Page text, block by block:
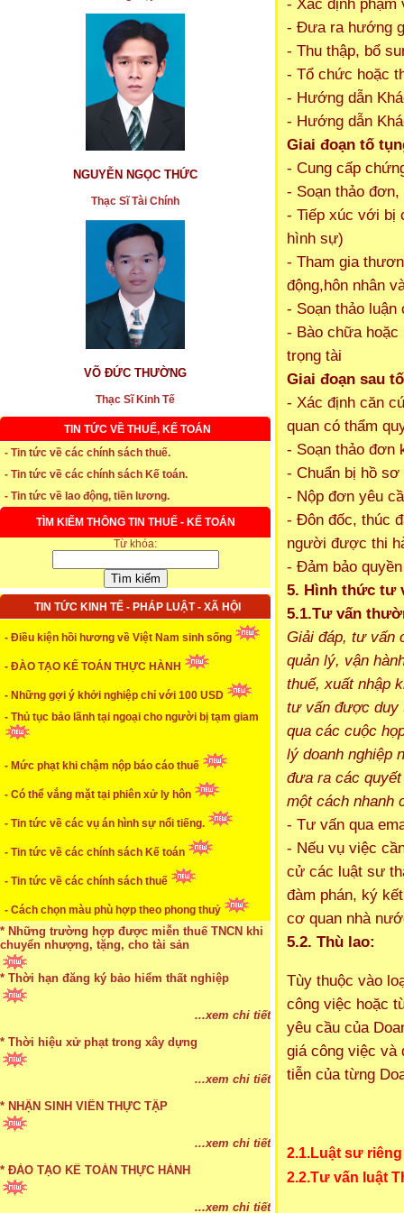
NGUYỄN NGỌC THỨC
Thạc Sĩ Tài Chính
VÕ ĐỨC THƯỜNG
Thạc Sĩ Kinh Tế
TIN TỨC VỀ THUẾ, KẾ TOÁN
- Tin tức về các chính sách thuế.
- Tin tức về các chính sách Kế toán.
- Tin tức về lao động, tiền lương.
TÌM KIẾM THÔNG TIN THUẾ - KẾ TOÁN
Từ khóa:
TIN TỨC KINH TẾ - PHÁP LUẬT - XÃ HỘI
- Điều kiện hồi hương về Việt Nam sinh sống
- ĐÀO TẠO KẾ TOÁN THỰC HÀNH
- Những gợi ý khởi nghiệp chỉ với 100 USD
- Thủ tục bảo lãnh tại ngoại cho người bị tạm giam
- Mức phạt khi chậm nộp báo cáo thuế
- Có thể vắng mặt tại phiên xử ly hôn
- Tin tức về các vụ án hình sự nổi tiếng.
- Tin tức về các chính sách Kế toán
- Tin tức về các chính sách thuế
- Cách chọn màu phù hợp theo phong thuỷ
* Thời hạn đăng ký bảo hiểm thất nghiệp
* Thời hiệu xử phạt trong xây dựng
...xem chi tiết
* NHẬN SINH VIÊN THỰC TẬP
...xem chi tiết
* ĐÀO TẠO KẾ TOÁN THỰC HÀNH
...xem chi tiết
* TUYỂN DỤNG KẾ TOÁN (thường xuyên)
* Cách chọn màu phù hợp theo phong thuỷ
...xem chi tiết
* Mức phạt khi chậm nộp báo cáo thuế
* Lập di chúc bằng miệng có cần đi công chứng
...xem chi tiết
* Những trường hợp được miễn thuế TNCN khi
chuyển nhượng, tặng, cho tài sản
theo pháp luật
...xem chi tiết
* Thời hạn đăng ký bảo hiểm thất nghiệp
* Thời hiệu xử phạt trong xây dựng
* NHẬN SINH VIÊN THỰC TẬP
* ĐÀO TẠO KẾ TOÁN THỰC HÀNH
- Xác định
- Đưa ra hướng
- Thu thập, bổ
- Tổ chức hoặc
- Hướng dẫn
- Hướng dẫn
Giai đoạn tố
- Cung cấp
- Soạn thảo
- Tiếp xúc với bị
hình sự)
- Tham gia
động,hôn nhân
- Soạn thảo luận
- Bào chữa hoặc
trọng tài
Giai đoạn sau
- Xác định căn
quan có thẩm
- Soạn thảo đơn
- Chuẩn bị hồ
- Nộp đơn yêu
- Đôn đốc, thúc
người được thi
- Đảm bảo
5. Hình thức tư
5.1.Tư vấn
Giải đáp, tư vấn
quản lý, vận
thuế, xuất nhập
tư vấn được duy
qua các cuộc
lý doanh nghiệp
đưa ra các
một cách nhanh
- Tư vấn qua
- Nếu vụ việc
cử các luật sư
đàm phán, ký
cơ quan nhà
5.2. Thù lao:
Tùy thuộc vào
công việc hoặc
yêu cầu của
giá công việc
tiễn của từng
2.1.Luật sư
2.2.Tư vấn luật